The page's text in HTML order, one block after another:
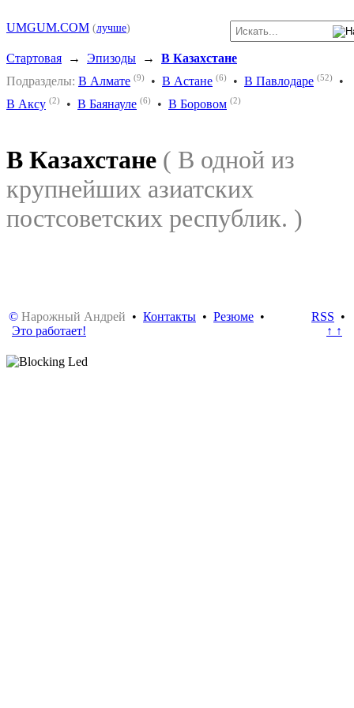
UMGUM.COM (лучше)
Стартовая → Эпизоды → В Казахстане
Подразделы: В Алмате (9) • В Астане (6) • В Павлодаре (52)
•
В Аксу (2) • В Баянауле (6) • В Боровом (2)
В Казахстане ( В одной из
крупнейших азиатских
постсоветских республик. )
© Нарожный Андрей • Контакты • Резюме •
Это работает!
RSS •
↑ ↑